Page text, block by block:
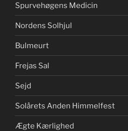
Spurvehøgens Medicin
Nordens Solhjul
Bulmeurt
Frejas Sal
Sejd
Solårets Anden Himmelfest
Ægte Kærlighed